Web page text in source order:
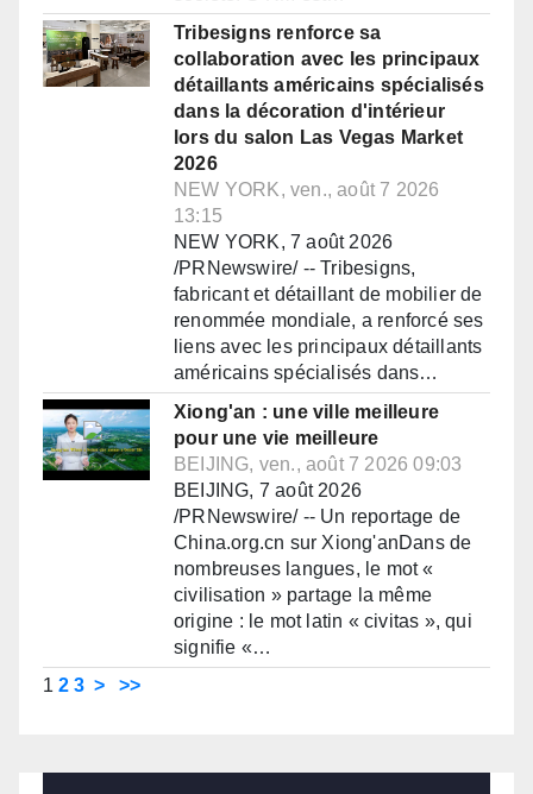
Tribesigns renforce sa
collaboration avec les principaux
détaillants américains spécialisés
dans la décoration d'intérieur
lors du salon Las Vegas Market
2026
NEW YORK, ven., août 7 2026
13:15
NEW YORK, 7 août 2026
/PRNewswire/ -- Tribesigns,
fabricant et détaillant de mobilier de
renommée mondiale, a renforcé ses
liens avec les principaux détaillants
américains spécialisés dans…
Xiong'an : une ville meilleure
pour une vie meilleure
BEIJING, ven., août 7 2026 09:03
BEIJING, 7 août 2026
/PRNewswire/ -- Un reportage de
China.org.cn sur Xiong'anDans de
nombreuses langues, le mot «
civilisation » partage la même
origine : le mot latin « civitas », qui
signifie «…
1 2 3 > >>